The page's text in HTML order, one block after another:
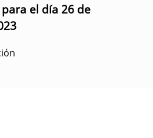
el día 26 de